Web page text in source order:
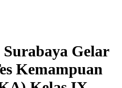
Surabaya Gelar
Kemampuan